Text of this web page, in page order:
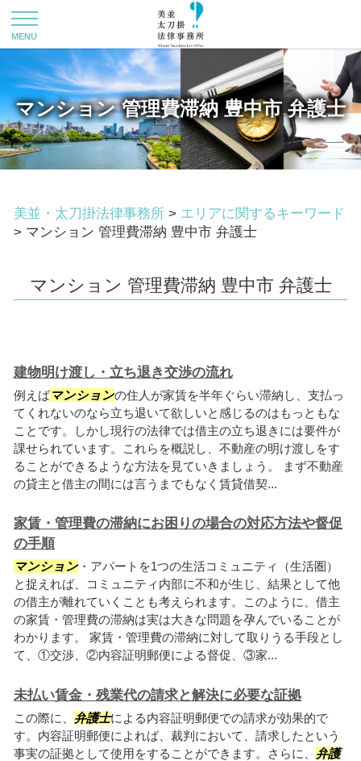
マンション 管理費滞納 豊中市 弁護士
美並・太刀掛法律事務所 > エリアに関するキーワード
> マンション 管理費滞納 豊中市 弁護士
マンション 管理費滞納 豊中市 弁護士
建物明け渡し・立ち退き交渉の流れ
例えばマンションの住人が家賃を半年ぐらい滞納し、支払っ
てくれないのなら立ち退いて欲しいと感じるのはもっともな
ことです。しかし現行の法律では借主の立ち退きには要件が
課せられています。これらを概説し、不動産の明け渡しをす
ることができるような方法を見ていきましょう。 まず不動産
の貸主と借主の間には言うまでもなく賃貸借契...
家賃・管理費の滞納にお困りの場合の対応方法や督促
の手順
マンション・アパートを1つの生活コミュニティ（生活圏）
と捉えれば、コミュニティ内部に不和が生じ、結果として他
の借主が離れていくことも考えられます。このように、借主
の家賃・管理費の滞納は実は大きな問題を孕んでいることが
わかります。 家賃・管理費の滞納に対して取りうる手段とし
て、①交渉、②内容証明郵便による督促、③家...
未払い賃金・残業代の請求と解決に必要な証拠
この際に、 弁護士による内容証明郵便での請求が効果的で
す。内容証明郵便によれば、裁判において、請求したという
事実の証拠として使用をすることができます。さらに、 弁護